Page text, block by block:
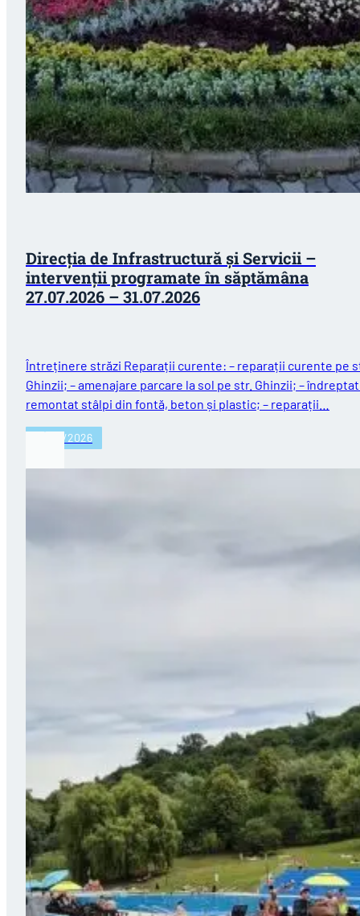
Direcția de Infrastructură și Servicii –
intervenții programate în săptămâna
27.07.2026 – 31.07.2026
Întreținere străzi Reparații curente: – reparații curente pe
Ghinzii; – amenajare parcare la sol pe str. Ghinzii; –
remontat stâlpi din fontă, beton și plastic; – reparații…
27/07/2026